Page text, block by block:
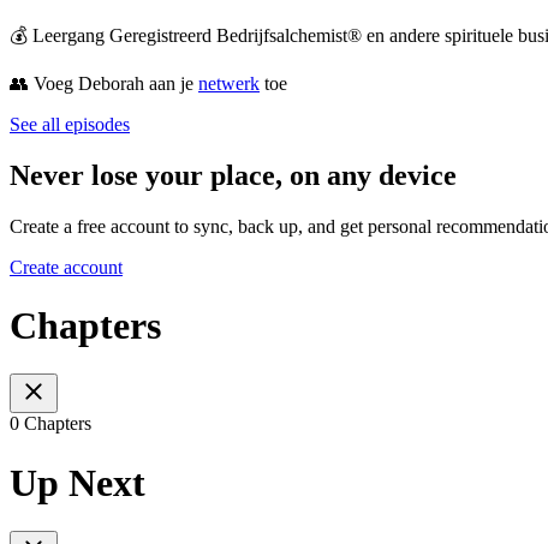
💰 Leergang Geregistreerd Bedrijfsalchemist® en andere spirituele
👥 Voeg Deborah aan je ⁠⁠⁠⁠⁠⁠⁠⁠⁠⁠⁠⁠⁠⁠⁠⁠⁠⁠⁠⁠⁠⁠⁠⁠⁠⁠netwerk⁠⁠⁠⁠⁠⁠⁠⁠⁠⁠⁠⁠⁠⁠⁠⁠⁠⁠⁠⁠⁠⁠⁠⁠⁠⁠ toe
See all episodes
Never lose your place, on any device
Create a free account to sync, back up, and get personal
Create account
Chapters
0 Chapters
Up Next